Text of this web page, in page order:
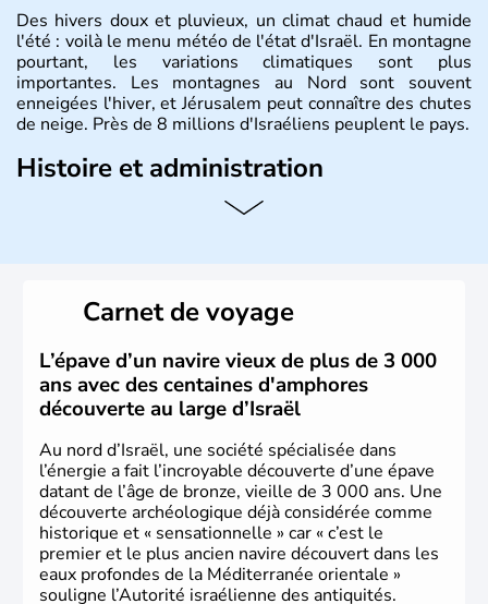
Des hivers doux et pluvieux, un climat chaud et humide
l'été : voilà le menu météo de l'état d'Israël. En montagne
pourtant, les variations climatiques sont plus
importantes. Les montagnes au Nord sont souvent
enneigées l'hiver, et Jérusalem peut connaître des chutes
de neige. Près de 8 millions d'Israéliens peuplent le pays.
Histoire et administration
L'Israël est un état de la partie est de la Méditerranée,
vrai essor économique dans le domaine des nouvelles
Carnet de voyage
L’épave d’un navire vieux de plus de 3 000
ans avec des centaines d'amphores
découverte au large d’Israël
Au nord d’Israël, une société spécialisée dans
l’énergie a fait l’incroyable découverte d’une épave
datant de l’âge de bronze, vieille de 3 000 ans. Une
découverte archéologique déjà considérée comme
historique et « sensationnelle » car « c’est le
premier et le plus ancien navire découvert dans les
eaux profondes de la Méditerranée orientale »
souligne l’Autorité israélienne des antiquités.